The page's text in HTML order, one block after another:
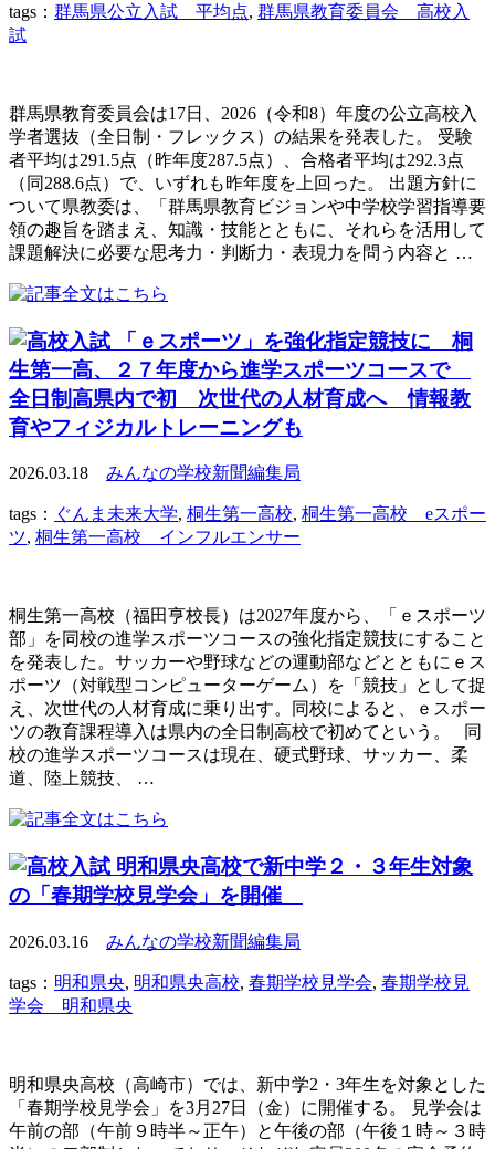
tags： 群馬県公立入試 平均点, 群馬県教育委員会 高校入
試
群馬県教育委員会は17日、2026（令和8）年度の公立高校入
学者選抜（全日制・フレックス）の結果を発表した。 受験
者平均は291.5点（昨年度287.5点）、合格者平均は292.3点
（同288.6点）で、いずれも昨年度を上回った。 出題方針に
ついて県教委は、「群馬県教育ビジョンや中学校学習指導要
領の趣旨を踏まえ、知識・技能とともに、それらを活用して
課題解決に必要な思考力・判断力・表現力を問う内容と …
「ｅスポーツ」を強化指定競技に 桐
生第一高、２７年度から進学スポーツコースで
全日制高県内で初 次世代の人材育成へ 情報教
育やフィジカルトレーニングも
2026.03.18 みんなの学校新聞編集局
tags： ぐんま未来大学, 桐生第一高校, 桐生第一高校 eスポー
ツ, 桐生第一高校 インフルエンサー
桐生第一高校（福田亨校長）は2027年度から、「ｅスポーツ
部」を同校の進学スポーツコースの強化指定競技にすること
を発表した。サッカーや野球などの運動部などとともにｅス
ポーツ（対戦型コンピューターゲーム）を「競技」として捉
え、次世代の人材育成に乗り出す。同校によると、ｅスポー
ツの教育課程導入は県内の全日制高校で初めてという。 同
校の進学スポーツコースは現在、硬式野球、サッカー、柔
道、陸上競技、 …
明和県央高校で新中学２・３年生対象
の「春期学校見学会」を開催
2026.03.16 みんなの学校新聞編集局
tags： 明和県央, 明和県央高校, 春期学校見学会, 春期学校見
学会 明和県央
明和県央高校（高崎市）では、新中学2・3年生を対象とした
「春期学校見学会」を3月27日（金）に開催する。 見学会は
午前の部（午前９時半～正午）と午後の部（午後１時～３時